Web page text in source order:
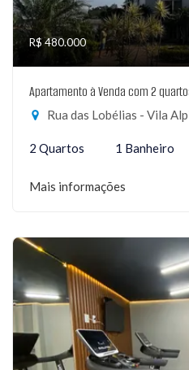
R$ 480.000
Apartamento à Venda com 2
Rua das Lobélias - Vila
2 Quartos 1 Banheiro
Mais informações